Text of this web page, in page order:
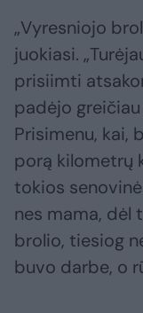
„Vyresniojo
juokiasi.
prisiimti
padėjo
Prisimenu, kai,
porą kilometrų
tokios
nes mama, dėl
brolio, tiesiog
buvo darbe, o